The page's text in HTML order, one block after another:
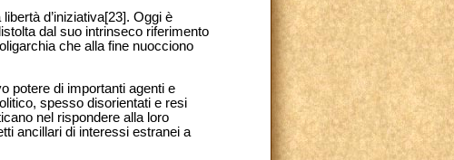
d’iniziativa[23]. Oggi è
dal suo intrinseco riferimento
che alla fine nuocciono
potere di importanti agenti e
spesso disorientati e resi
nel rispondere alla loro
ancillari di interessi estranei a